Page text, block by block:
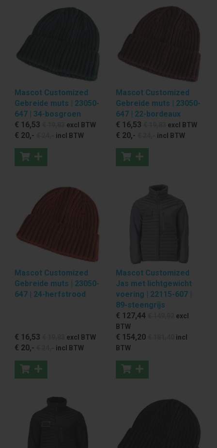
Mascot Customized
Gebreide muts | 23050-
647 | 34-bosgroen
€ 16,53 excl BTW
€ 20,- incl BTW
Mascot Customized
Gebreide muts | 23050-
647 | 22-bordeaux
€ 16,53 excl BTW
€ 20,- incl BTW
Mascot Customized
Gebreide muts | 23050-
647 | 24-herfstrood
€ 16,53 excl BTW
€ 20,- incl BTW
Mascot Customized
Jas met lichtgewicht
voering | 22115-607 |
89-steengrijs
€ 127,44
excl
BTW
€ 154,20
incl
BTW